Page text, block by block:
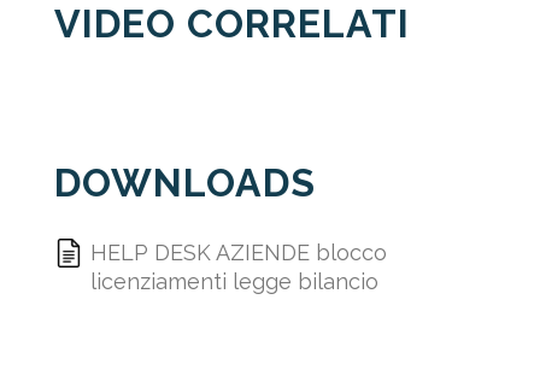
VIDEO CORRELATI
DOWNLOADS
HELP DESK AZIENDE blocco
licenziamenti legge bilancio